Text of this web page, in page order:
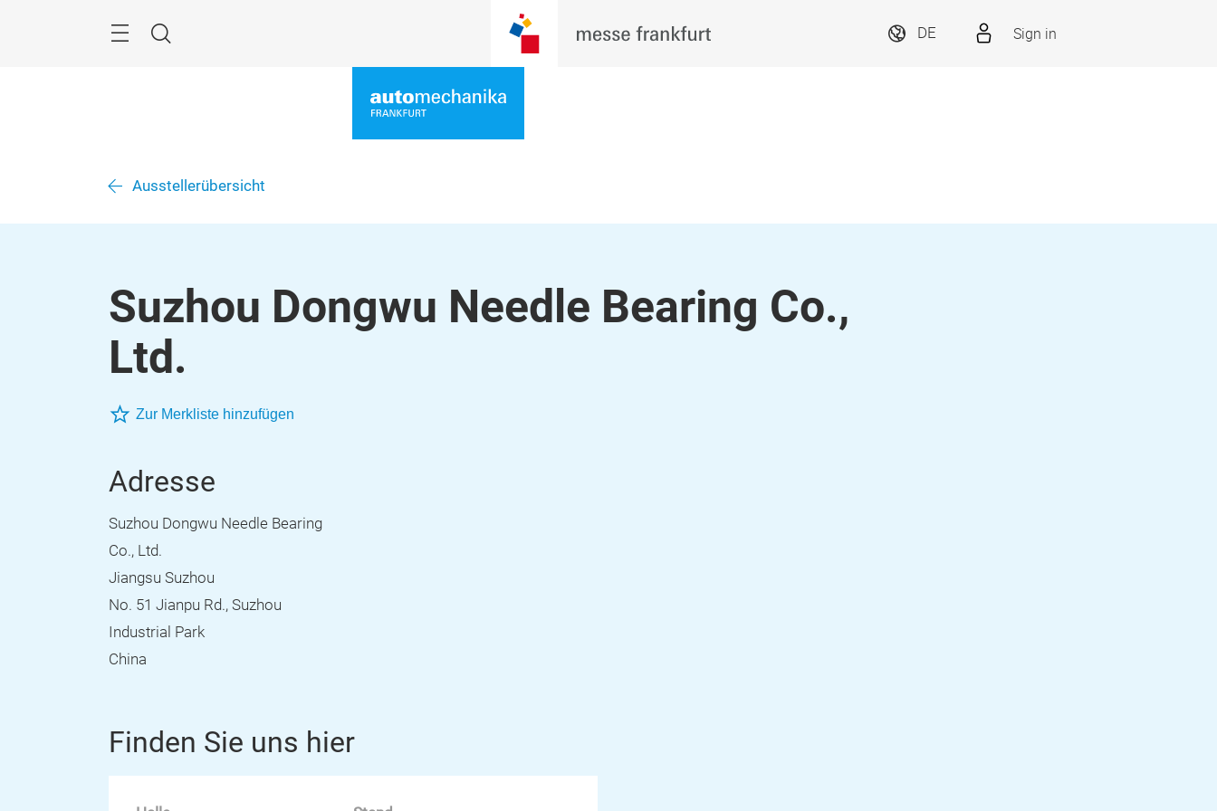
Suche
DE Sign in
Ausstellerübersicht
Suzhou Dongwu Needle Bearing Co.,
Ltd.
Zur Merkliste hinzufügen
Adresse
Suzhou Dongwu Needle Bearing
Co., Ltd.
Jiangsu Suzhou
No. 51 Jianpu Rd., Suzhou
Industrial Park
China
Finden Sie uns hier